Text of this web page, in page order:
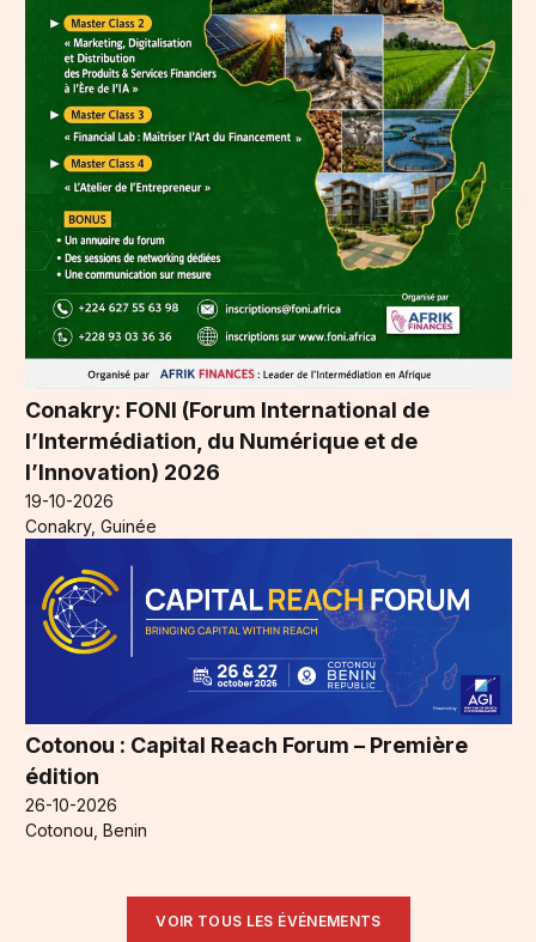
Conakry: FONI (Forum International de
l’Intermédiation, du Numérique et de
l’Innovation) 2026
19-10-2026
Conakry, Guinée
Cotonou : Capital Reach Forum – Première
édition
26-10-2026
Cotonou, Benin
VOIR TOUS LES ÉVÉNEMENTS